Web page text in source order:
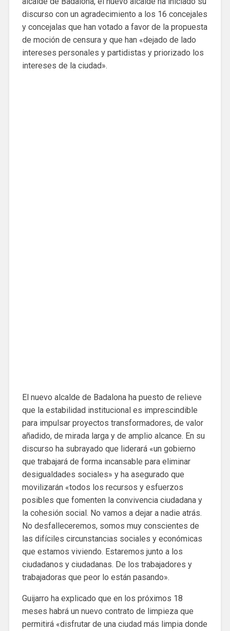
discurso con un agradecimiento a los 16 concejales
y concejalas que han votado a favor de la propuesta
de moción de censura y que han «dejado de lado
intereses personales y partidistas y priorizado los
intereses de la ciudad».
El nuevo alcalde de Badalona ha puesto de relieve
que la estabilidad institucional es imprescindible
para impulsar proyectos transformadores, de valor
añadido, de mirada larga y de amplio alcance. En su
discurso ha subrayado que liderará «un gobierno
que trabajará de forma incansable para eliminar
desigualdades sociales» y ha asegurado que
movilizarán «todos los recursos y esfuerzos
posibles que fomenten la convivencia ciudadana y
la cohesión social. No vamos a dejar a nadie atrás.
No desfalleceremos, somos muy conscientes de
las difíciles circunstancias sociales y económicas
que estamos viviendo. Estaremos junto a los
ciudadanos y ciudadanas. De los trabajadores y
trabajadoras que peor lo están pasando».
Guijarro ha explicado que en los próximos 18
meses habrá un nuevo contrato de limpieza que
permitirá «disfrutar de una ciudad más limpia donde